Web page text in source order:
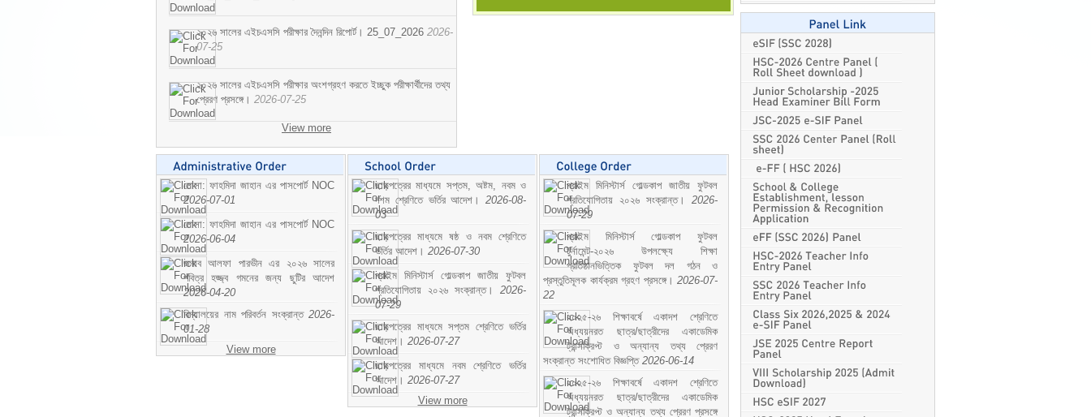
২০২৬ সালের এইচএসসি পরীক্ষার দৈনন্দিন রিপোর্ট। 25_07_2026 2026-
07-25
২০২৬ সালের এইচএসসি পরীক্ষার অংশগ্রহণ করতে ইচ্ছুক পরীক্ষার্থীদের তথ্য
প্রেরণ প্রসঙ্গে। 2026-07-25
View more
মোসা: ফাহমিদা জাহান এর পাসপোর্ট NOC
2026-07-01
মোসা: ফাহমিদা জাহান এর পাসপোর্ট NOC
2026-06-04
জনাব আলফা পারভীন এর ২০২৬ সালের
পবিত্র হজ্জ্ব গমনের জন্য ছুটির আদেশ
2026-04-20
বিদ্যালয়ের নাম পরিবর্তন সংক্রান্ত 2026-
01-28
View more
ছাড়পত্রের মাধ্যমে সপ্তম, অষ্টম, নবম ও
দশম শ্রেণিতে ভর্তির আদেশ। 2026-08-
03
ছাড়পত্রের মাধ্যমে ষষ্ঠ ও নবম শ্রেণিতে
ভর্তির আদেশ। 2026-07-30
প্রাইম মিনিস্টার্স গোল্ডকাপ জাতীয় ফুটবল
প্রতিযোগিতায় ২০২৬ সংক্রান্ত। 2026-
07-29
ছাড়পত্রের মাধ্যমে সপ্তম শ্রেণিতে ভর্তির
আদেশ। 2026-07-27
ছাড়পত্রের মাধ্যমে নবম শ্রেণিতে ভর্তির
আদেশ। 2026-07-27
View more
প্রাইম মিনিস্টার্স গোল্ডকাপ জাতীয় ফুটবল
প্রতিযোগিতায় ২০২৬ সংক্রান্ত। 2026-
07-29
প্রাইম মিনিস্টার্স গোল্ডকাপ ফুটবল
টুর্নামেন্ট-২০২৬ উপলক্ষ্যে শিক্ষা
প্রতিষ্ঠানভিত্তিক ফুটবল দল গঠন ও
প্রস্তুতিমূলক কার্যক্রম গ্রহণ প্রসঙ্গে। 2026-07-
22
২০২৫-২৬ শিক্ষাবর্ষে একাদশ শ্রেণিতে
অধ্যয়নরত ছাত্র/ছাত্রীদের একাডেমিক
ট্রান্সক্রিপ্ট ও অন্যান্য তথ্য প্রেরণ
সংক্রান্ত সংশোধিত বিজ্ঞপ্তি 2026-06-14
২০২৫-২৬ শিক্ষাবর্ষে একাদশ শ্রেণিতে
অধ্যয়নরত ছাত্র/ছাত্রীদের একাডেমিক
ট্রান্সক্রিপ্ট ও অন্যান্য তথ্য প্রেরণ প্রসঙ্গে